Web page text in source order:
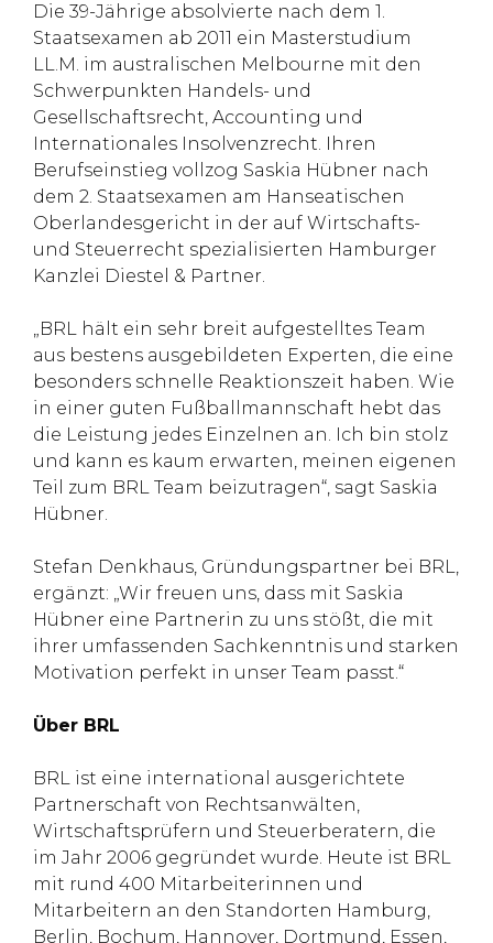
Die 39-Jährige absolvierte nach dem 1.
Staatsexamen ab 2011 ein Masterstudium
LL.M. im australischen Melbourne mit den
Schwerpunkten Handels- und
Gesellschaftsrecht, Accounting und
Internationales Insolvenzrecht. Ihren
Berufseinstieg vollzog Saskia Hübner nach
dem 2. Staatsexamen am Hanseatischen
Oberlandesgericht in der auf Wirtschafts-
und Steuerrecht spezialisierten Hamburger
Kanzlei Diestel & Partner.
„BRL hält ein sehr breit aufgestelltes Team
aus bestens ausgebildeten Experten, die eine
besonders schnelle Reaktionszeit haben. Wie
in einer guten Fußballmannschaft hebt das
die Leistung jedes Einzelnen an. Ich bin stolz
und kann es kaum erwarten, meinen eigenen
Teil zum BRL Team beizutragen“, sagt Saskia
Hübner.
Stefan Denkhaus, Gründungspartner bei BRL,
ergänzt: „Wir freuen uns, dass mit Saskia
Hübner eine Partnerin zu uns stößt, die mit
ihrer umfassenden Sachkenntnis und starken
Motivation perfekt in unser Team passt.“
Über BRL
BRL ist eine international ausgerichtete
Partnerschaft von Rechtsanwälten,
Wirtschaftsprüfern und Steuerberatern, die
im Jahr 2006 gegründet wurde. Heute ist BRL
mit rund 400 Mitarbeiterinnen und
Mitarbeitern an den Standorten Hamburg,
Berlin, Bochum, Hannover, Dortmund, Essen,